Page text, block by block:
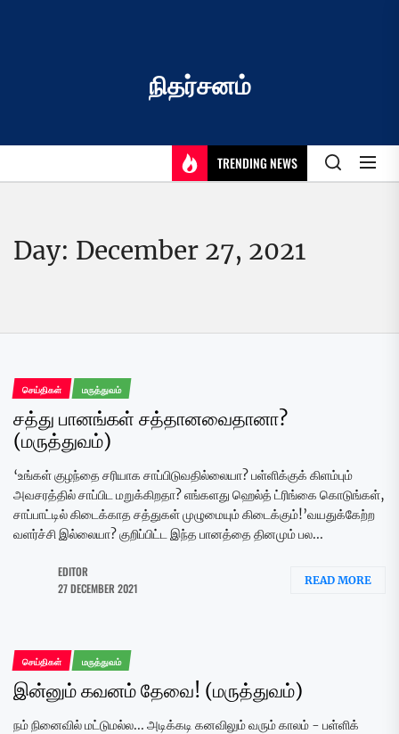
நிதர்சனம்
TRENDING NEWS
Day: December 27, 2021
செய்திகள் மருத்துவம்
சத்து பானங்கள் சத்தானவைதானா?
(மருத்துவம்)
‘உங்கள் குழந்தை சரியாக சாப்பிடுவதில்லையா? பள்ளிக்குக் கிளம்பும்
அவசரத்தில் சாப்பிட மறுக்கிறதா? எங்களது ஹெல்த் ட்ரிங்கை கொடுங்கள்,
சாப்பாட்டில் கிடைக்காத சத்துகள் முழுமையும் கிடைக்கும்!’வயதுக்கேற்ற
வளர்ச்சி இல்லையா? குறிப்பிட்ட இந்த பானத்தை தினமும் பல...
EDITOR
27 DECEMBER 2021
READ MORE
செய்திகள் மருத்துவம்
இன்னும் கவனம் தேவை! (மருத்துவம்)
நம் நினைவில் மட்டுமல்ல... அடிக்கடி கனவிலும் வரும் காலம் - பள்ளிக்